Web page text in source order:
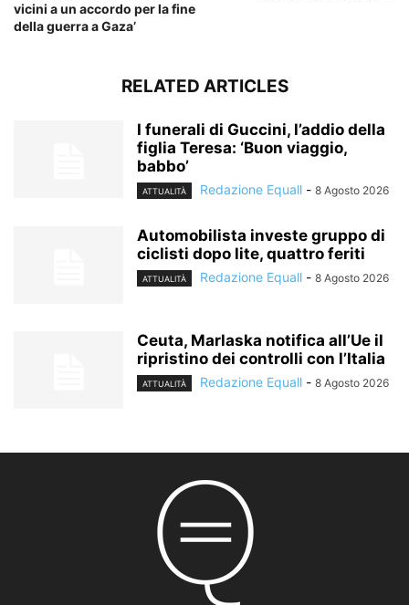
vicini a un accordo per la fine
della guerra a Gaza’
RELATED ARTICLES
I funerali di Guccini, l’addio della
figlia Teresa: ‘Buon viaggio,
babbo’
ATTUALITÀ Redazione Equall - 8 Agosto 2026
Automobilista investe gruppo di
ciclisti dopo lite, quattro feriti
ATTUALITÀ Redazione Equall - 8 Agosto 2026
Ceuta, Marlaska notifica all’Ue il
ripristino dei controlli con l’Italia
ATTUALITÀ Redazione Equall - 8 Agosto 2026